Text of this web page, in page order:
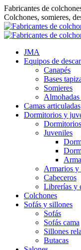
Saltar
al
contenido
Fabricantes de
Colchones, somieres,
JMA
Equipos de
Canapés
Bases
Somieres
Camas articuladas
Dormitorios y
Juveniles
Armarios y
Cabeceros
Librerías y
Colchones
Sofás y sillones
Sofás
Sofás cama
Sillones
Butacas